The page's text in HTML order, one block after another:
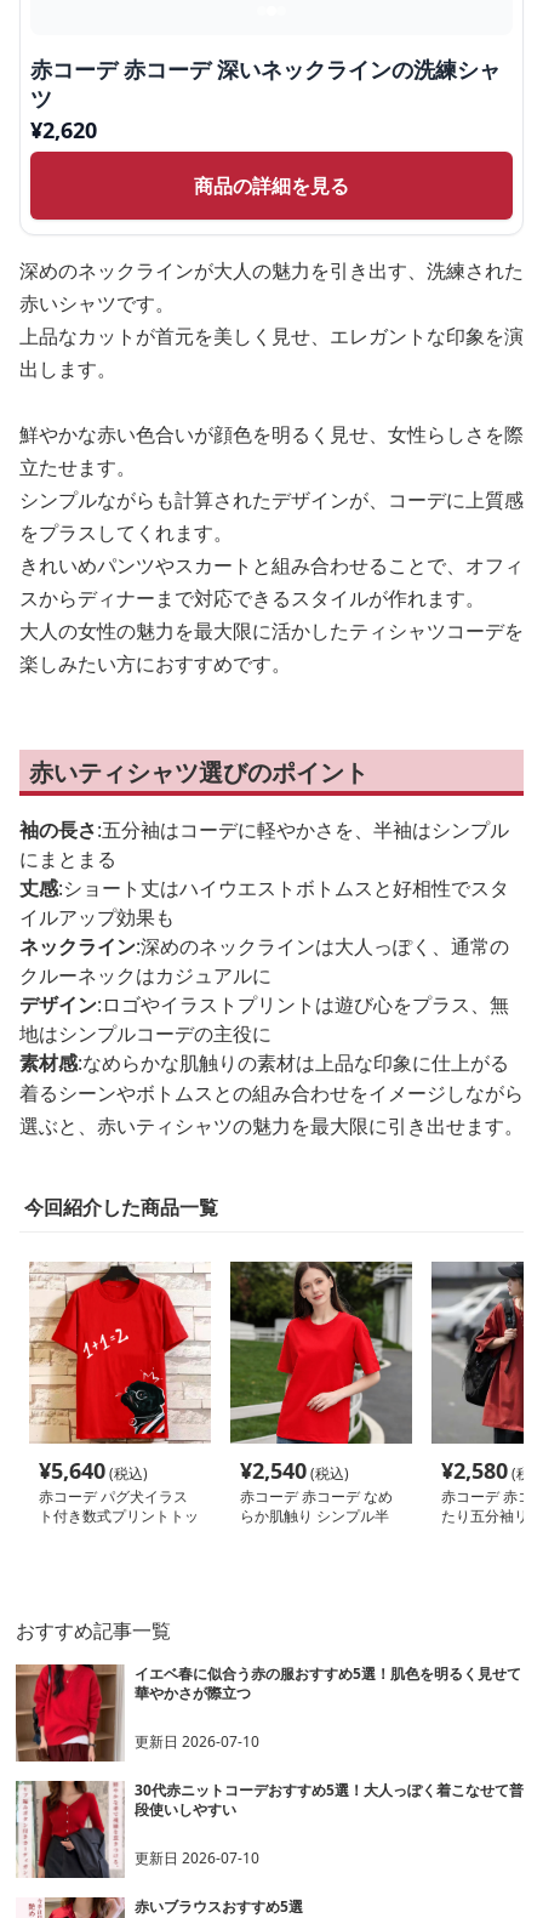
赤コーデ 赤コーデ 深いネックラインの洗練シャ
ツ
¥2,620
商品の詳細を見る
深めのネックラインが大人の魅力を引き出す、洗練された
赤いシャツです。
上品なカットが首元を美しく見せ、エレガントな印象を演
出します。
鮮やかな赤い色合いが顔色を明るく見せ、女性らしさを際
立たせます。
シンプルながらも計算されたデザインが、コーデに上質感
をプラスしてくれます。
きれいめパンツやスカートと組み合わせることで、オフィ
スからディナーまで対応できるスタイルが作れます。
大人の女性の魅力を最大限に活かしたティシャツコーデを
楽しみたい方におすすめです。
赤いティシャツ選びのポイント
袖の長さ:五分袖はコーデに軽やかさを、半袖はシンプル
にまとまる
丈感:ショート丈はハイウエストボトムスと好相性でスタ
イルアップ効果も
ネックライン:深めのネックラインは大人っぽく、通常の
クルーネックはカジュアルに
デザイン:ロゴやイラストプリントは遊び心をプラス、無
地はシンプルコーデの主役に
素材感:なめらかな肌触りの素材は上品な印象に仕上がる
着るシーンやボトムスとの組み合わせをイメージしながら
選ぶと、赤いティシャツの魅力を最大限に引き出せます。
今回紹介した商品一覧
¥5,640(税込)
赤コーデ パグ犬イラス
ト付き数式プリントトッ
¥2,540(税込)
赤コーデ 赤コーデ なめ
らか肌触り シンプル半
¥2,580(税
赤コーデ 赤コ
たり五分袖リ
おすすめ記事一覧
イエベ春に似合う赤の服おすすめ5選！肌色を明るく見せて
華やかさが際立つ
更新日2026-07-10
30代赤ニットコーデおすすめ5選！大人っぽく着こなせて普
段使いしやすい
更新日2026-07-10
赤いブラウスおすすめ5選